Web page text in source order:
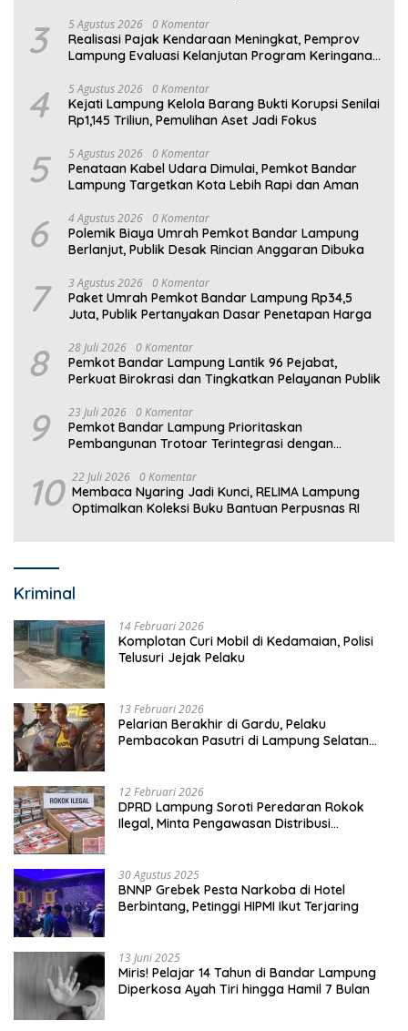
3 5 Agustus 2026 0 Komentar
Realisasi Pajak Kendaraan Meningkat, Pemprov
Lampung Evaluasi Kelanjutan Program Keringanan
4 5 Agustus 2026 0 Komentar
Kejati Lampung Kelola Barang Bukti Korupsi Senilai
Rp1,145 Triliun, Pemulihan Aset Jadi Fokus
5 5 Agustus 2026 0 Komentar
Penataan Kabel Udara Dimulai, Pemkot Bandar
Lampung Targetkan Kota Lebih Rapi dan Aman
6 4 Agustus 2026 0 Komentar
Polemik Biaya Umrah Pemkot Bandar Lampung
Berlanjut, Publik Desak Rincian Anggaran Dibuka
7 3 Agustus 2026 0 Komentar
Paket Umrah Pemkot Bandar Lampung Rp34,5
Juta, Publik Pertanyakan Dasar Penetapan Harga
8 28 Juli 2026 0 Komentar
Pemkot Bandar Lampung Lantik 96 Pejabat,
Perkuat Birokrasi dan Tingkatkan Pelayanan Publik
9 23 Juli 2026 0 Komentar
Pemkot Bandar Lampung Prioritaskan
Pembangunan Trotoar Terintegrasi dengan
10 22 Juli 2026 0 Komentar
Membaca Nyaring Jadi Kunci, RELIMA Lampung
Optimalkan Koleksi Buku Bantuan Perpusnas RI
Kriminal
14 Februari 2026
Komplotan Curi Mobil di Kedamaian, Polisi
Telusuri Jejak Pelaku
13 Februari 2026
Pelarian Berakhir di Gardu, Pelaku
Pembacokan Pasutri di Lampung Selatan
12 Februari 2026
DPRD Lampung Soroti Peredaran Rokok
Ilegal, Minta Pengawasan Distribusi
30 Agustus 2025
BNNP Grebek Pesta Narkoba di Hotel
Berbintang, Petinggi HIPMI Ikut Terjaring
13 Juni 2025
Miris! Pelajar 14 Tahun di Bandar Lampung
Diperkosa Ayah Tiri hingga Hamil 7 Bulan